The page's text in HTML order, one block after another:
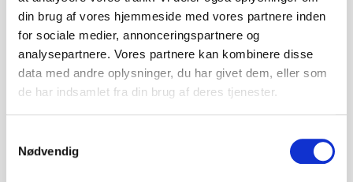
din brug af vores hjemmeside med vores partnere inden
for sociale medier, annonceringspartnere og
analysepartnere. Vores partnere kan kombinere disse
data med andre oplysninger, du har givet dem, eller som
de har indsamlet fra din brug af deres tjenester.
Nødvendig
1998.
Vi er et ejendomsselskab, med
hovedsæde i Aarhus, og med
ejendomme beliggende primært i
Aarhus, men derudover også
fra ejendomsadministration,